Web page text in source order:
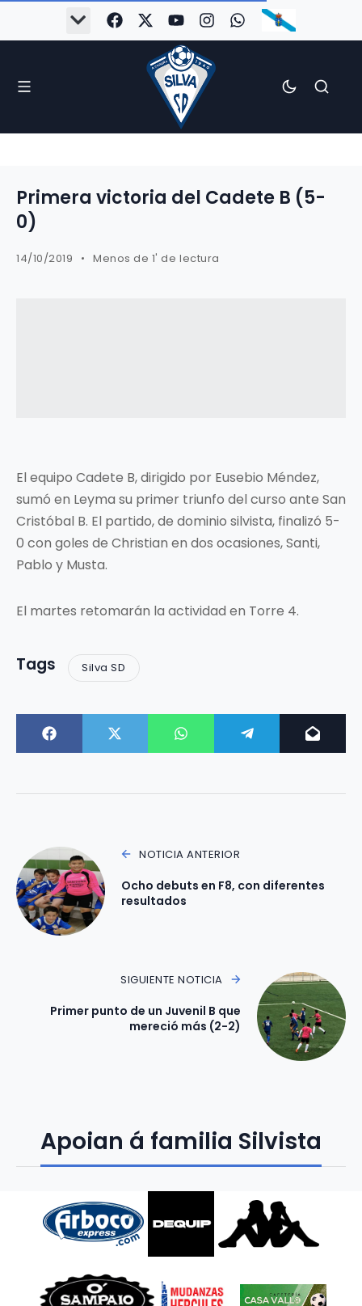
Primera victoria del Cadete B (5-
0)
14/10/2019 Menos de 1' de lectura
El equipo Cadete B, dirigido por Eusebio Méndez,
sumó en Leyma su primer triunfo del curso ante San
Cristóbal B. El partido, de dominio silvista, finalizó 5-
0 con goles de Christian en dos ocasiones, Santi,
Pablo y Musta.
El martes retomarán la actividad en Torre 4.
Tags Silva SD
NOTICIA ANTERIOR
Ocho debuts en F8, con diferentes
resultados
SIGUIENTE NOTICIA
Primer punto de un Juvenil B que
mereció más (2-2)
Apoian á familia Silvista